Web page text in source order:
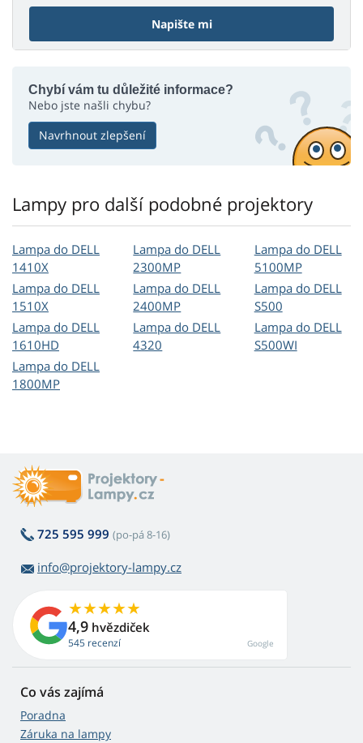
Napište mi
Chybí vám tu důležité informace?
Nebo jste našli chybu?
Navrhnout zlepšení
Lampy pro další podobné projektory
Lampa do DELL
1410X
Lampa do DELL
1510X
Lampa do DELL
1610HD
Lampa do DELL
1800MP
Lampa do DELL
2300MP
Lampa do DELL
2400MP
Lampa do DELL
4320
Lampa do DELL
5100MP
Lampa do DELL
S500
Lampa do DELL
S500WI
725 595 999 (po-pá 8-16)
info@projektory-lampy.cz
4,9 hvězdiček
545 recenzí Google
Co vás zajímá
Poradna
Záruka na lampy